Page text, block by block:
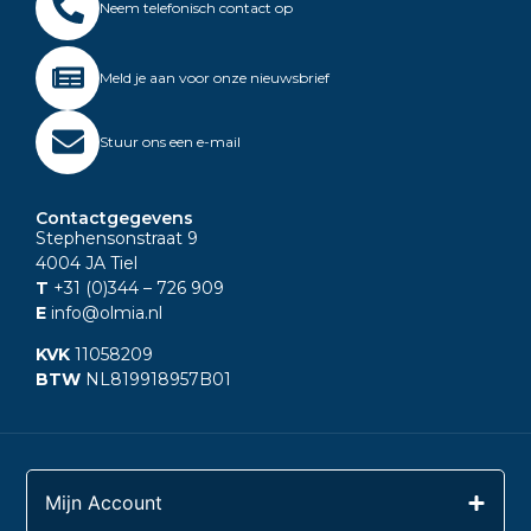
Neem telefonisch contact op
Meld je aan voor onze nieuwsbrief
Stuur ons een e-mail
Contactgegevens
Stephensonstraat 9
4004 JA Tiel
T +31 (0)344 – 726 909
E info@olmia.nl
KVK 11058209
BTW NL819918957B01
Mijn Account